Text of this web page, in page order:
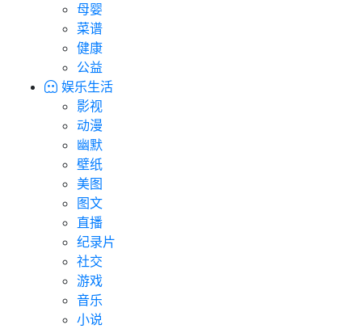
母婴
菜谱
健康
公益
娱乐生活
影视
动漫
幽默
壁纸
美图
图文
直播
纪录片
社交
游戏
音乐
小说